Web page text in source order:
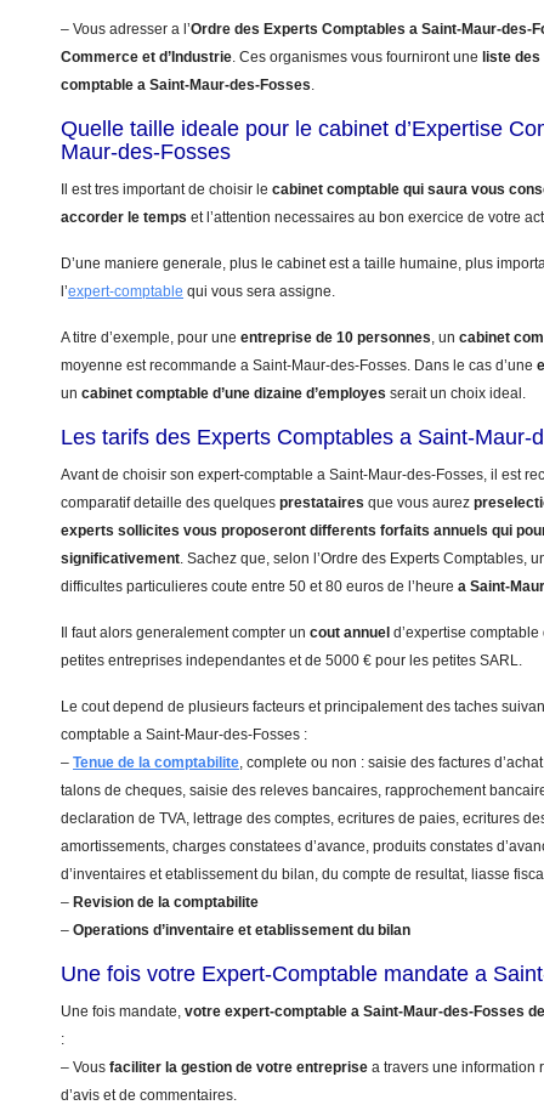
– Vous adresser a l’Ordre des Experts Comptables a Saint-Maur-des-
Commerce et d’Industrie. Ces organismes vous fourniront une liste
comptable a Saint-Maur-des-Fosses.
Quelle taille ideale pour le cabinet d’Expertise
Maur-des-Fosses
Il est tres important de choisir le cabinet comptable qui saura vous
accorder le temps et l’attention necessaires au bon exercice de votre
D’une maniere generale, plus le cabinet est a taille humaine, plus
l’expert-comptable qui vous sera assigne.
A titre d’exemple, pour une entreprise de 10 personnes, un cabinet
moyenne est recommande a Saint-Maur-des-Fosses. Dans le cas d’une
un cabinet comptable d’une dizaine d’employes serait un choix ideal.
Les tarifs des Experts Comptables a Saint-Maur-
Avant de choisir son expert-comptable a Saint-Maur-des-Fosses, il est
comparatif detaille des quelques prestataires que vous aurez
experts sollicites vous proposeront differents forfaits annuels qui
significativement. Sachez que, selon l’Ordre des Experts Comptables,
difficultes particulieres coute entre 50 et 80 euros de l’heure a Saint-
Il faut alors generalement compter un cout annuel d’expertise
petites entreprises independantes et de 5000 € pour les petites SARL.
Le cout depend de plusieurs facteurs et principalement des taches
comptable a Saint-Maur-des-Fosses :
– Tenue de la comptabilite, complete ou non : saisie des factures
talons de cheques, saisie des releves bancaires, rapprochement
declaration de TVA, lettrage des comptes, ecritures de paies, ecritures
amortissements, charges constatees d’avance, produits constates
d’inventaires et etablissement du bilan, du compte de resultat, liasse
– Revision de la comptabilite
– Operations d’inventaire et etablissement du bilan
Une fois votre Expert-Comptable mandate a
Une fois mandate, votre expert-comptable a Saint-Maur-des-Fosses
:
– Vous faciliter la gestion de votre entreprise a travers une information
d’avis et de commentaires.